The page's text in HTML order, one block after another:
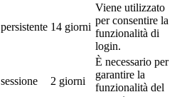
persistente 14 giorni
Viene utilizzato
per consentire la
funzionalità di
login.
sessione 2 giorni
È necessario per
garantire la
funzionalità del